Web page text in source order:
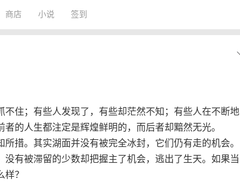
商店 小说 签到
住；有些人发现了，有些却茫然不知；有些人在不断地
的人生都注定是辉煌鲜明的，而后者却黯然无光。
。其实湖面并没有被完全冰封，它们仍有走的机会。
有被滞留的少数却把握主了机会，逃出了生天。如果当
？